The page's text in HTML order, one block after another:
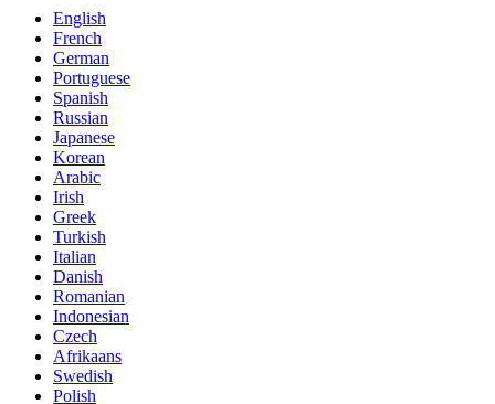
English
French
German
Portuguese
Spanish
Russian
Japanese
Korean
Arabic
Irish
Greek
Turkish
Italian
Danish
Romanian
Indonesian
Czech
Afrikaans
Swedish
Polish